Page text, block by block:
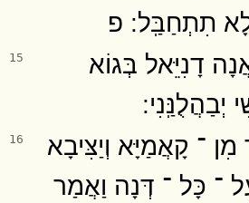
תִתְחַבַּֽל ׃ פ
15
דָנִיֵּאל בְּגוֹא
יְבַהֲלֻנַּֽנִי ׃
16
־ קָאֲמַיָּא וְיַצִּיבָא
־ כָּל ־ דְּנָה וַאֲמַר